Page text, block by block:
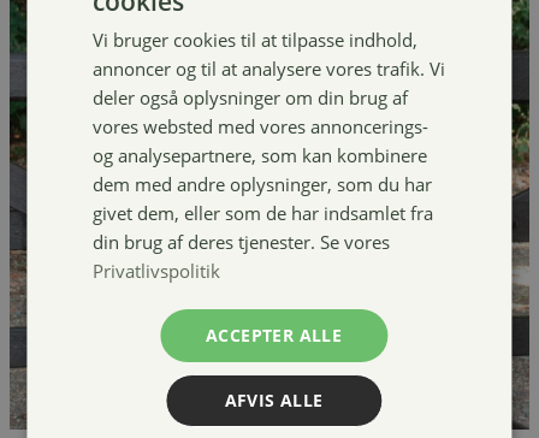
Vi bruger cookies til at tilpasse indhold,
annoncer og til at analysere vores trafik. Vi
deler også oplysninger om din brug af
vores websted med vores annoncerings-
og analysepartnere, som kan kombinere
dem med andre oplysninger, som du har
givet dem, eller som de har indsamlet fra
din brug af deres tjenester. Se vores
Privatlivspolitik
ACCEPTER ALLE
AFVIS ALLE